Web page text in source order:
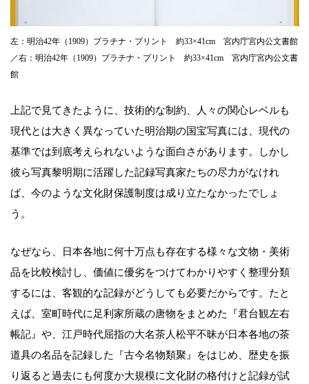
左：明治42年（1909）プラチナ・プリント 約33×41cm 宮内庁宮内公文書館
／右：明治42年（1909）プラチナ・プリント 約33×41cm 宮内庁宮内公文書
館
上記で見てきたように、技術的な制約、人々の関心レベルも
現代とは大きく異なっていた明治期の国宝写真には、現代の
基準では到底考えられないような面白さがあります。しかし
彼ら写真黎明期に活躍した記録写真家たちの尽力がなけれ
ば、今のような文化財保護制度は成り立たなかったでしょ
う。
なぜなら、日本各地に何十万点も存在する様々な文物・美術
品を比較検討し、価値に優劣をつけてわかりやすく整理分類
するには、客観的な記録がどうしても必要だからです。たと
えば、室町時代に足利家所蔵の唐物をまとめた『君台観左右
帳記』や、江戸時代屈指の大名茶人松平不昧が日本各地の茶
道具の名品を記録した『古今名物類聚』をはじめ、歴史を振
り返ると過去にも何度か大規模に文化財の格付けと記録が試